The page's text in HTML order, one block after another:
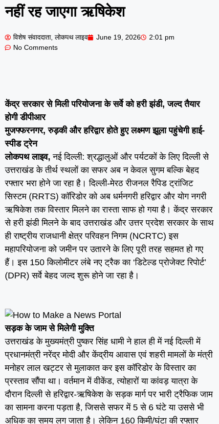
नहीं रह जाएगा ऋषिकेश
विशेष संवाददाता, लोकपथ लाइव June 19, 2026
2:01 pm
No Comments
केंद्र सरकार से मिली परियोजना के सर्वे को हरी झंडी, जल्द तैयार
होगी डीपीआर
मुजफ्फरनगर, रुड़की और हरिद्वार होते हुए लक्ष्मण झूला पहुंचेगी हाई-
स्पीड ट्रेन
लोकपथ लाइव, नई दिल्ली: श्रद्धालुओं और पर्यटकों के लिए दिल्ली से
उत्तराखंड के तीर्थ स्थलों का सफर अब न केवल सुगम बल्कि बेहद
रफ्तार भरा होने जा रहा है। दिल्ली-मेरठ रीजनल रैपिड ट्रांजिट
सिस्टम (RRTS) कॉरिडोर को अब धर्मनगरी हरिद्वार और योग नगरी
ऋषिकेश तक विस्तार मिलने का रास्ता साफ हो गया है। केंद्र सरकार
से हरी झंडी मिलने के बाद उत्तराखंड और उत्तर प्रदेश सरकार के साथ
ही राष्ट्रीय राजधानी क्षेत्र परिवहन निगम (NCRTC) इस
महापरियोजना को जमीन पर उतारने के लिए पूरी तरह सहमत हो गए
हैं। इस 150 किलोमीटर लंबे नए ट्रैक का ‘डिटेल्ड प्रोजेक्ट रिपोर्ट’
(DPR) सर्वे बेहद जल्द शुरू होने जा रहा है।
सड़क के जाम से मिलेगी मुक्ति
उत्तराखंड के मुख्यमंत्री पुष्कर सिंह धामी ने हाल ही में नई दिल्ली में
प्रधानमंत्री नरेंद्र मोदी और केंद्रीय आवास एवं शहरी मामलों के मंत्री
मनोहर लाल खट्टर से मुलाकात कर इस कॉरिडोर के विस्तार का
प्रस्ताव सौंपा था। वर्तमान में वीकेंड, त्योहारों या कांवड़ यात्रा के
दौरान दिल्ली से हरिद्वार-ऋषिकेश के सड़क मार्ग पर भारी ट्रैफिक जाम
का सामना करना पड़ता है, जिससे सफर में 5 से 6 घंटे या उससे भी
अधिक का समय लग जाता है। लेकिन 160 किमी/घंटा की रफ्तार